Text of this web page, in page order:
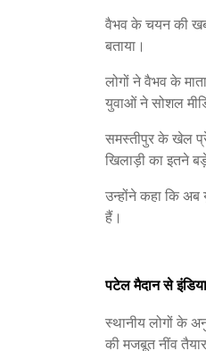
वैभव के चयन की
बताया।
लोगों ने वैभव के
युवाओं ने सोशल
समस्तीपुर के खेल
खिलाड़ी का इतने
उन्होंने कहा कि अब
हैं।
पटेल मैदान से
स्थानीय लोगों के
की मजबूत नींव